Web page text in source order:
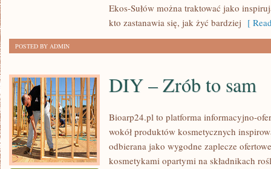
Ekos-Sułów można traktować jako
kto zastanawia się, jak żyć bardziej [
POSTED BY ADMIN
DIY – Zrób to sam
Bioarp24.pl to platforma informacyjno-
wokół produktów kosmetycznych
odbierana jako wygodne zaplecze
kosmetykami opartymi na składnikach